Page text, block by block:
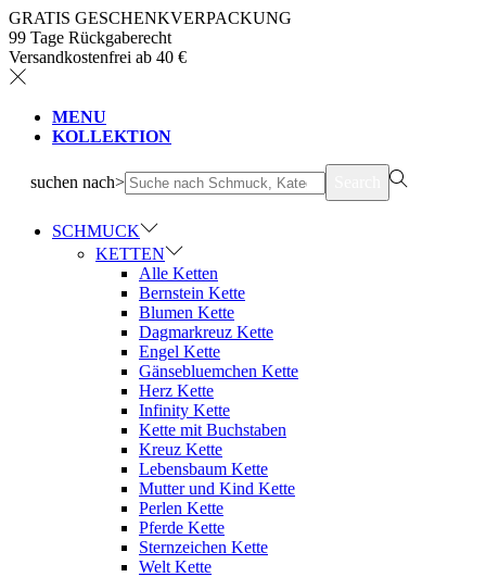
GRATIS GESCHENKVERPACKUNG
99 Tage Rückgaberecht
Versandkostenfrei ab 40 €
MENU
KOLLEKTION
suchen nach>
SCHMUCK
KETTEN
Alle Ketten
Bernstein Kette
Blumen Kette
Dagmarkreuz Kette
Engel Kette
Gänsebluemchen Kette
Herz Kette
Infinity Kette
Kette mit Buchstaben
Kreuz Kette
Lebensbaum Kette
Mutter und Kind Kette
Perlen Kette
Pferde Kette
Sternzeichen Kette
Welt Kette